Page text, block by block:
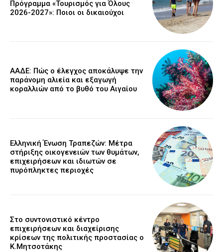
Πρόγραμμα «Τουρισμός για Όλους
2026-2027»: Ποιοι οι δικαιούχοι
ΑΑΔΕ: Πώς ο έλεγχος αποκάλυψε την
παράνομη αλιεία και εξαγωγή
κοραλλιών από το βυθό του Αιγαίου
Ελληνική Ένωση Τραπεζών: Μέτρα
στήριξης οικογενειών των θυμάτων,
επιχειρήσεων και ιδιωτών σε
πυρόπληκτες περιοχές
Στο συντονιστικό κέντρο
επιχειρήσεων και διαχείρισης
κρίσεων της πολιτικής προστασίας ο
Κ.Μητσοτάκης